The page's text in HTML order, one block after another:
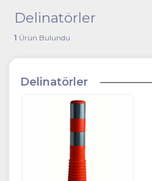
Delinatörler
1 Ürün Bulundu
Delinatörler